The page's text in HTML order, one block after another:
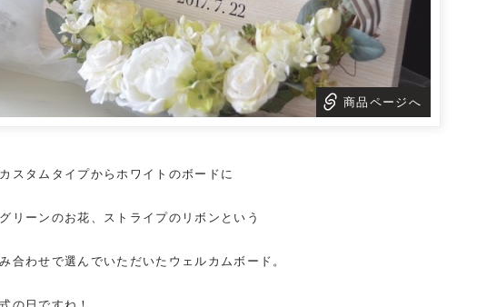
商品ページへ
スタムタイプからホワイトのボードに
リーンのお花、ストライプのリボンという
合わせで選んでいただいた ウェルカムボード 。